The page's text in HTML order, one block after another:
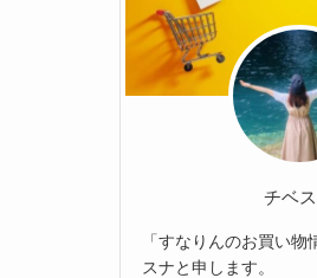
チベ
「すなりんのお買い
スナと申します。